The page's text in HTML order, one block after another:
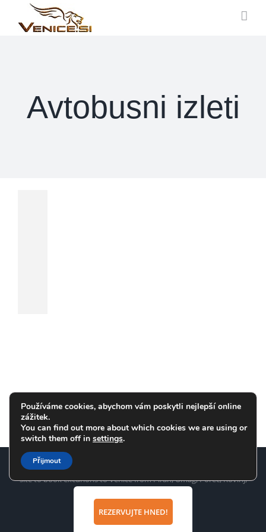
Přeskočit
Avtobusni izleti
Copyright2026 TOP Line d.o.o. Portorož www.venice.si is a web
site to book excurions to Venice from Piran, Umag, Poreč, Rovinj,
Facebook
X InstagramPinterest
REZERVUJTE HNED!
Používáme cookies, abychom vám poskytli nejlepší online
zážitek.
You can find out more about which cookies we are using or
switch them off in settings.
Přijmout